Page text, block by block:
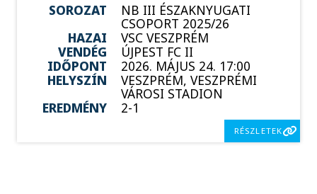
SOROZAT NB III ÉSZAKNYUGATI
CSOPORT 2025/26
HAZAI
VSC VESZPRÉM
VENDÉG
ÚJPEST FC II
IDŐPONT
2026. MÁJUS 24. 17:00
HELYSZÍN
VESZPRÉM, VESZPRÉMI
VÁROSI STADION
EREDMÉNY
2-1
RÉSZLETEK